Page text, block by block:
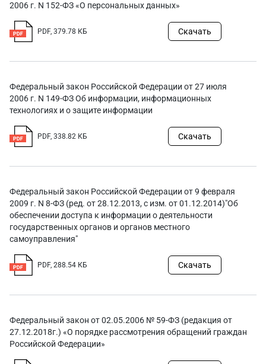
2006 г. N 152-ФЗ «О персональных данных»
PDF, 379.78 КБ Скачать
Федеральный закон Российской Федерации от 27 июля
2006 г. N 149-ФЗ Об информации, информационных
технологиях и о защите информации
PDF, 338.82 КБ Скачать
Федеральный закон Российской Федерации от 9 февраля
2009 г. N 8-ФЗ (ред. от 28.12.2013, с изм. от 01.12.2014)"Об
обеспечении доступа к информации о деятельности
государственных органов и органов местного
самоуправления"
PDF, 288.54 КБ Скачать
Федеральный закон от 02.05.2006 № 59-ФЗ (редакция от
27.12.2018г.) «О порядке рассмотрения обращений граждан
Российской Федерации»